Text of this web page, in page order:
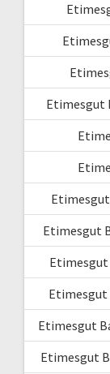
Etimesgut
Etimesgut
Etimesgut
Etimesgut
Etimesgut
Etimesgut